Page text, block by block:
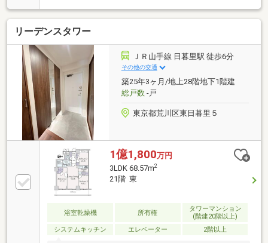
ルロックを採用しており、防犯面にも配慮されていま
す。・複数路線可能で都心へのアクセスに優れてお
り、通勤通学に便利です。・ペット飼育可（飼育細則
有）です。・周辺には生活利便施設も充実しておりま
す。・快適性と利便性を兼ね備えたおすすめの2LDKで
す。
リーデンスタワー
ＪＲ山手線 日暮里駅 徒歩6分
その他の交通
築25年3ヶ月/地上28階地下1階建
総戸数-戸
東京都荒川区東日暮里５
1億1,800万円
3LDK 68.57m2
21階 東
浴室乾燥機 所有権
タワーマンション
(階建20階以上)
システムキッチン
エレベーター 2階以上